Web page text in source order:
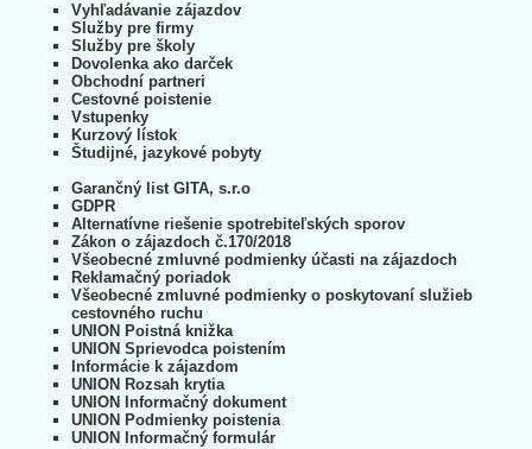
Vyhľadávanie zájazdov
Služby pre firmy
Služby pre školy
Dovolenka ako darček
Obchodní partneri
Cestovné poistenie
Vstupenky
Kurzový lístok
Študijné, jazykové pobyty
Garančný list GITA, s.r.o
GDPR
Alternatívne riešenie spotrebiteľských sporov
Zákon o zájazdoch č.170/2018
Všeobecné zmluvné podmienky účasti na zájazdoch
Reklamačný poriadok
Všeobecné zmluvné podmienky o poskytovaní služieb
cestovného ruchu
UNION Poistná knižka
UNION Sprievodca poistením
Informácie k zájazdom
UNION Rozsah krytia
UNION Informačný dokument
UNION Podmienky poistenia
UNION Informačný formulár